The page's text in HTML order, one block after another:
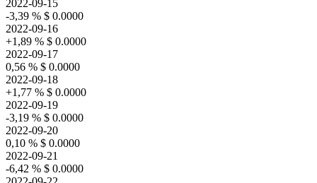
2022-09-15
-3,39 % $ 0.0000
2022-09-16
+1,89 % $ 0.0000
2022-09-17
0,56 % $ 0.0000
2022-09-18
+1,77 % $ 0.0000
2022-09-19
-3,19 % $ 0.0000
2022-09-20
0,10 % $ 0.0000
2022-09-21
-6,42 % $ 0.0000